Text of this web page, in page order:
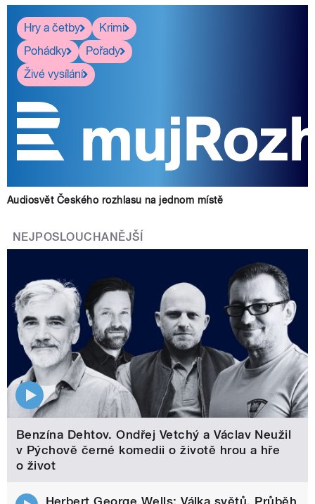
Hry a četby
Krimi
Pohádky
Pořady
Živé vysílání
Audiosvět Českého rozhlasu na jednom místě
NEJPOSLOUCHANĚJŠÍ
Benzína Dehtov. Ondřej Vetchý a Václav Neužil
v Pýchově černé komedii o životě hrou a hře
o život
Herbert George Wells: Válka světů. Průběh